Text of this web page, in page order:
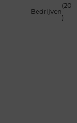
Bedrijven
(20
)